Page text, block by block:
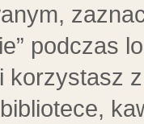
podczas
korzystasz